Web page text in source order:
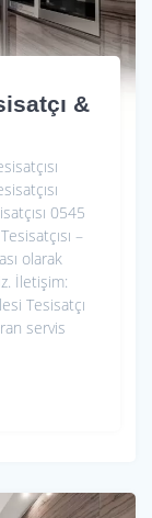
&
0545
–
olarak
İletişim:
Tesisatçı
servis